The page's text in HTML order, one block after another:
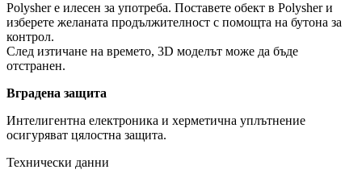
Polysher е илесен за употреба. Поставете обект в Polysher и
изберете желаната продължителност с помощта на бутона за
контрол.
След изтичане на времето, 3D моделът може да бъде
отстранен.
Вградена защита
Интелигентна електроника и херметична уплътнение
осигуряват цялостна защита.
Технически данни